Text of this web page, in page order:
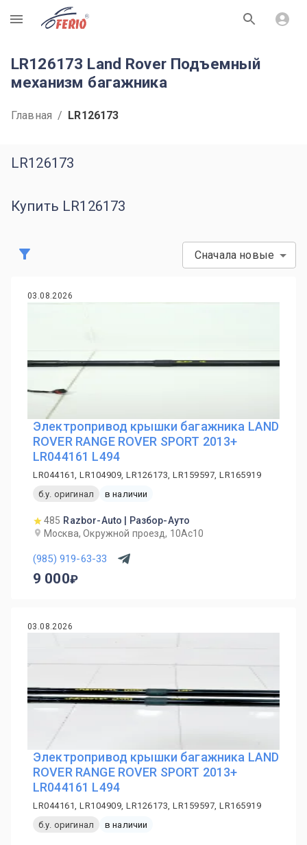
R
LR126173 Land Rover Подъемный
механизм багажника
Главная / LR126173
LR126173
Купить LR126173
Сначала новые
03.08.2026
Электропривод крышки багажника LAND
ROVER RANGE ROVER SPORT 2013+
LR044161 L494
LR044161, LR104909, LR126173, LR159597, LR165919
б.у. оригинал
в наличии
485 Razbor-Auto | Разбор-Ауто
Москва, Окружной проезд, 10Ас10
(985) 919-63-33
9 000
03.08.2026
Электропривод крышки багажника LAND
ROVER RANGE ROVER SPORT 2013+
LR044161 L494
LR044161, LR104909, LR126173, LR159597, LR165919
б.у. оригинал
в наличии